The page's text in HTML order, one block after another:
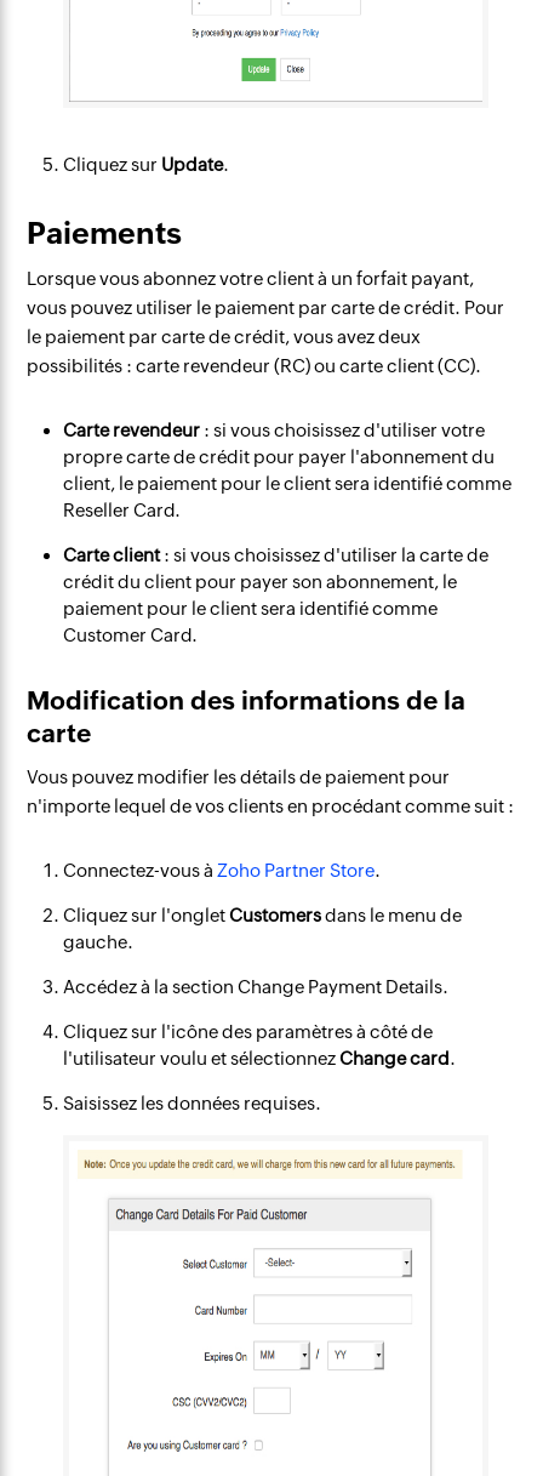
Cliquez sur Update.
Paiements
Lorsque vous abonnez votre client à un forfait payant,
vous pouvez utiliser le paiement par carte de crédit. Pour
le paiement par carte de crédit, vous avez deux
possibilités : carte revendeur (RC) ou carte client (CC).
Carte revendeur : si vous choisissez d'utiliser votre
propre carte de crédit pour payer l'abonnement du
client, le paiement pour le client sera identifié comme
Reseller Card.
Carte client: si vous choisissez d'utiliser la carte de
crédit du client pour payer son abonnement, le
paiement pour le client sera identifié comme
Customer Card.
Modification des informations de la
carte
Vous pouvez modifier les détails de paiement pour
n'importe lequel de vos clients en procédant comme suit :
Connectez-vous à Zoho Partner Store.
Cliquez sur l'ongletCustomersdans le menu de
gauche.
Accédez à la section Change Payment Details.
Cliquez sur l'icône des paramètres à côté de
l'utilisateur voulu et sélectionnezChange card.
Saisissez les données requises.